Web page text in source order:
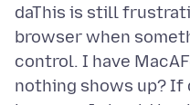
daThis is still
browser when
control. I have
nothing shows up?